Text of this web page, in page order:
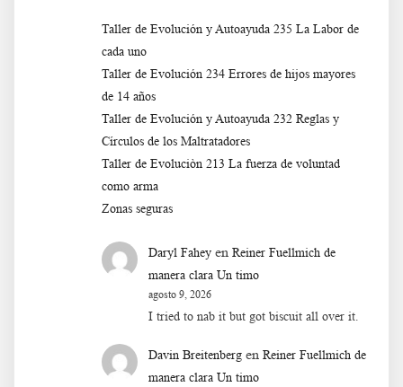
Taller de Evolución y Autoayuda 235 La Labor de
cada uno
Taller de Evolución 234 Errores de hijos mayores
de 14 años
Taller de Evolución y Autoayuda 232 Reglas y
Círculos de los Maltratadores
Taller de Evoluciòn 213 La fuerza de voluntad
como arma
Zonas seguras
Daryl Fahey en Reiner Fuellmich de
manera clara Un timo
agosto 9, 2026
I tried to nab it but got biscuit all over it.
Davin Breitenberg en Reiner Fuellmich de
manera clara Un timo